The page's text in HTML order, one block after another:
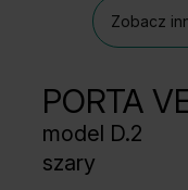
Zobacz
PORTA
model D.2
szary